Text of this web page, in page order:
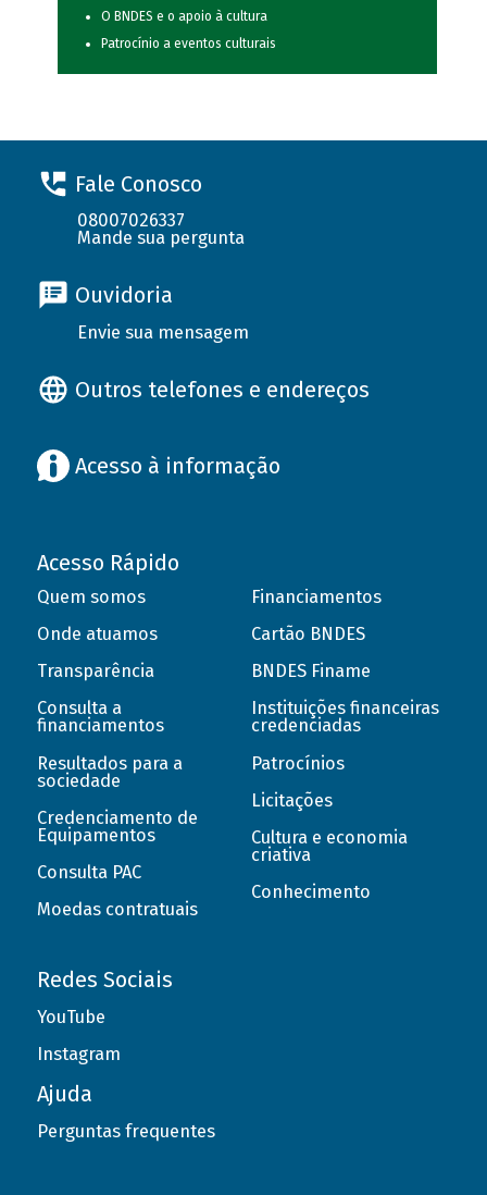
O BNDES e o apoio à cultura
Patrocínio a eventos culturais
Fale Conosco
08007026337
Mande sua pergunta
Ouvidoria
Envie sua mensagem
Outros telefones e endereços
Acesso à informação
Acesso Rápido
Quem somos
Onde atuamos
Transparência
Consulta a
financiamentos
Resultados para a
sociedade
Credenciamento de
Equipamentos
Consulta PAC
Moedas contratuais
Financiamentos
Cartão BNDES
BNDES Finame
Instituições financeiras
credenciadas
Patrocínios
Licitações
Cultura e economia
criativa
Conhecimento
Redes Sociais
YouTube
Instagram
Ajuda
Perguntas frequentes